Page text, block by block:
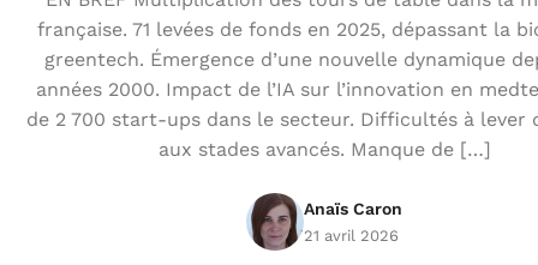
française. 71 levées de fonds en 2025, dépassant la
greentech. Émergence d’une nouvelle dynamique
années 2000. Impact de l’IA sur l’innovation en
de 2 700 start-ups dans le secteur. Difficultés à lever
aux stades avancés. Manque de […]
Anaïs Caron
21 avril 2026